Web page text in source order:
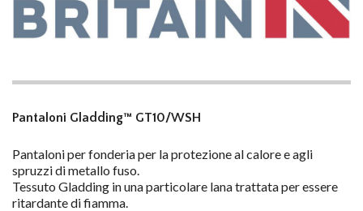
Pantaloni Gladding™ GT10/WSH
Pantaloni per fonderia per la protezione al calore e agli
spruzzi di metallo fuso.
Tessuto Gladding in una particolare lana trattata per essere
ritardante di fiamma.